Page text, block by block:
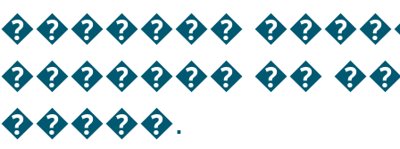
�������
������� ��
�����.